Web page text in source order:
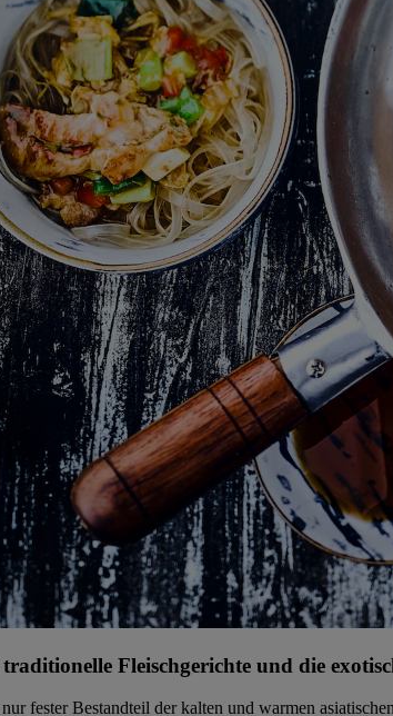
Fleischgerichte und die
fester Bestandteil der kalten und warmen